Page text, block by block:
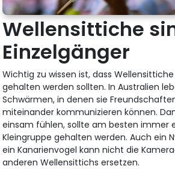
Wellensittiche
Einzelgänger
Wichtig zu wissen ist, dass
gehalten werden sollten. In Australien
Schwärmen, in denen sie
miteinander kommunizieren können.
einsam fühlen, sollte am besten immer
Kleingruppe gehalten werden. Auch ein
ein Kanarienvogel kann nicht die
anderen Wellensittichs ersetzen.